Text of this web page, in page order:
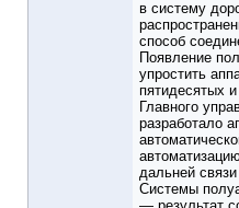
в систему
способ
Появление
упростить
пятидесятых
Главного
разработало
дальней
Системы